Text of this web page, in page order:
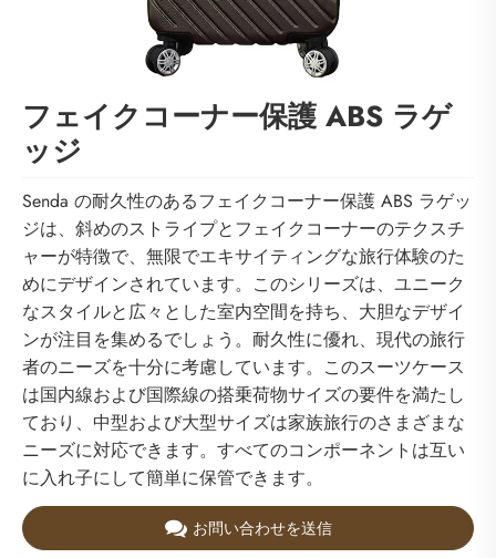
フェイクコーナー保護 ABS ラゲ
ッジ
Senda の耐久性のあるフェイクコーナー保護 ABS ラゲッ
ジは、斜めのストライプとフェイクコーナーのテクスチ
ャーが特徴で、無限でエキサイティングな旅行体験のた
めにデザインされています。このシリーズは、ユニーク
なスタイルと広々とした室内空間を持ち、大胆なデザイ
ンが注目を集めるでしょう。耐久性に優れ、現代の旅行
者のニーズを十分に考慮しています。このスーツケース
は国内線および国際線の搭乗荷物サイズの要件を満たし
ており、中型および大型サイズは家族旅行のさまざまな
ニーズに対応できます。すべてのコンポーネントは互い
に入れ子にして簡単に保管できます。
お問い合わせを送信